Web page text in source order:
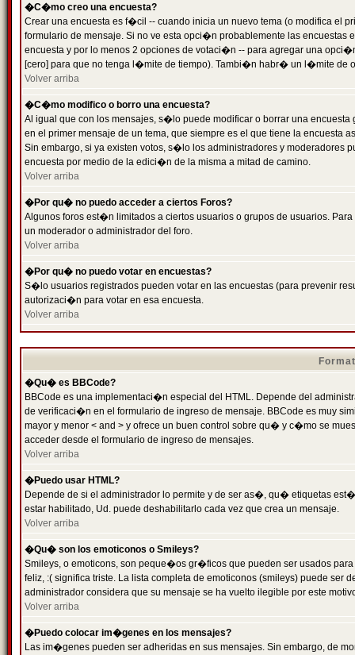
�C�mo creo una encuesta?
Crear una encuesta es f�cil -- cuando inicia un nuevo tema (o modifica el
formulario de mensaje. Si no ve esta opci�n probablemente las
encuesta y por lo menos 2 opciones de votaci�n -- para agregar una
[cero] para que no tenga l�mite de tiempo). Tambi�n habr� un l�mite de
Volver arriba
�C�mo modifico o borro una encuesta?
Al igual que con los mensajes, s�lo puede modificar o borrar una
en el primer mensaje de un tema, que siempre es el que tiene la encuesta
Sin embargo, si ya existen votos, s�lo los administradores y moderadores
encuesta por medio de la edici�n de la misma a mitad de camino.
Volver arriba
�Por qu� no puedo acceder a ciertos Foros?
Algunos foros est�n limitados a ciertos usuarios o grupos de usuarios.
un moderador o administrador del foro.
Volver arriba
�Por qu� no puedo votar en encuestas?
S�lo usuarios registrados pueden votar en las encuestas (para prevenir
autorizaci�n para votar en esa encuesta.
Volver arriba
�Qu� es BBCode?
BBCode es una implementaci�n especial del HTML. Depende del
de verificaci�n en el formulario de ingreso de mensaje. BBCode es muy
mayor y menor < and > y ofrece un buen control sobre qu� y c�mo se
acceder desde el formulario de ingreso de mensajes.
Volver arriba
�Puedo usar HTML?
Depende de si el administrador lo permite y de ser as�, qu� etiquetas
estar habilitado, Ud. puede deshabilitarlo cada vez que crea un mensaje.
Volver arriba
�Qu� son los emoticonos o Smileys?
Smileys, o emoticons, son peque�os gr�ficos que pueden ser usados
feliz, :( significa triste. La lista completa de emoticonos (smileys) puede
administrador considera que su mensaje se ha vuelto ilegible por este
Volver arriba
�Puedo colocar im�genes en los mensajes?
Las im�genes pueden ser adheridas en sus mensajes. Sin embargo, de